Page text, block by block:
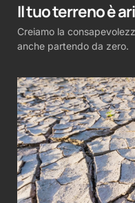
Il tuo terreno è
Creiamo la
anche partendo da zero.